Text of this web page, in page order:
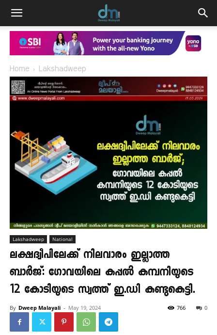
Home Lakshadweep
Lakshadweep National
ലക്ഷദ്വീപിലേക്ക് നിലവാരം ഇല്ലാത്ത
ബാർജ്: ഗോവയിലെ കപ്പൽ കമ്പനിയുടെ
12 കോടിയുടെ സ്വത്ത് ഇ.ഡി കണ്ടുകെട്ടി.
By Dweep Malayali - May 19, 2024 0
766